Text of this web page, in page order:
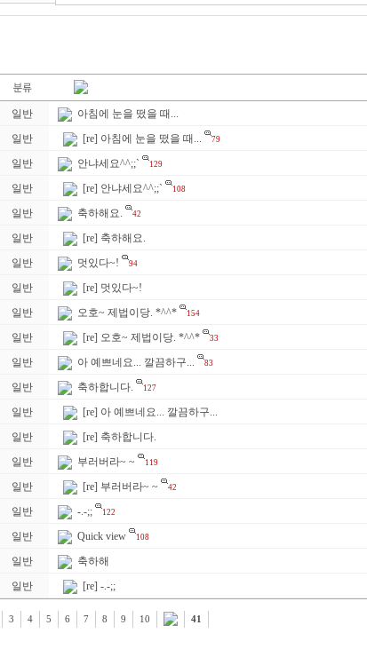
일반 아침에 눈을 떴을 때...
일반 [re] 아침에 눈을 떴을 때... 79
일반 안냐세요^^;;` 129
일반 [re] 안냐세요^^;;` 108
일반 축하해요. 42
일반 [re] 축하해요.
일반 멋있다~! 94
일반 [re] 멋있다~!
일반 오호~ 제법이당. *^^* 154
일반 [re] 오호~ 제법이당. *^^* 33
일반 아 예쁘네요... 깔끔하구... 83
일반 축하합니다. 127
일반 [re] 아 예쁘네요... 깔끔하구...
일반 [re] 축하합니다.
일반 부러버라~ ~ 119
일반 [re] 부러버라~ ~ 42
일반 -.-;; 122
일반 Quick view 108
일반 축하해
일반 [re] -.-;;
3 4 5 6 7 8 9 10 41